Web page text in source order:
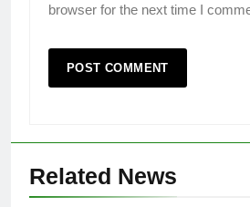
browser for the next time I
Related News